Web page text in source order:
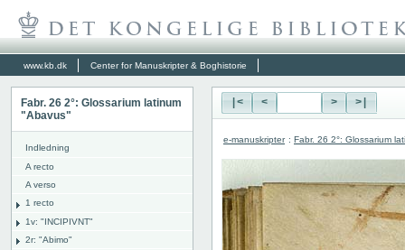
www.kb.dk Center for Manuskripter & Boghistorie
Fabr. 26 2°: Glossarium latinum
"Abavus"
Indledning
A recto
A verso
1 recto
1v: "INCIPIVNT"
2r: "Abimo"
|< < > >|
e-manuskripter : Fabr. 26 2°: Glossarium